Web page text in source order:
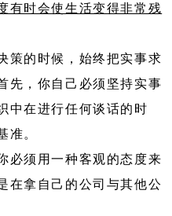
有时会使生活变得非常残
策的时候，始终把实事求
先，你自己必须坚持实事
中在进行任何谈话的时
准。
必须用一种客观的态度来
在拿自己的公司与其他公